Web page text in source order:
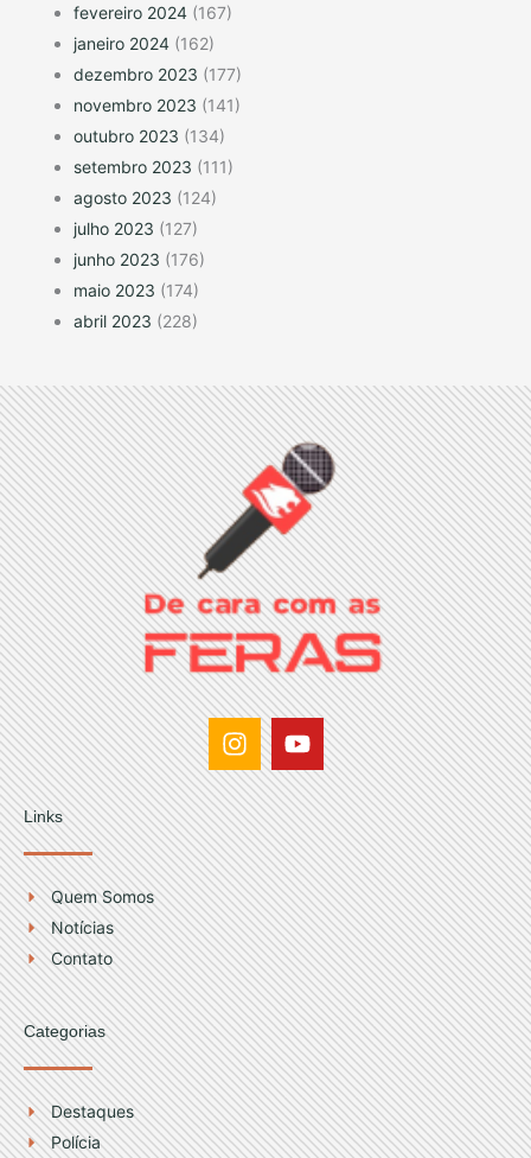
fevereiro 2024 (167)
janeiro 2024 (162)
dezembro 2023 (177)
novembro 2023 (141)
outubro 2023 (134)
setembro 2023 (111)
agosto 2023 (124)
julho 2023 (127)
junho 2023 (176)
maio 2023 (174)
abril 2023 (228)
I
n
s
t
a
g
r
a
m
Y
o
u
t
u
b
e
Links
Quem Somos
Notícias
Contato
Categorias
Destaques
Polícia